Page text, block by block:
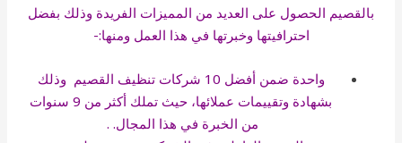
بالقصيم الحصول على العديد من المميزات الفريدة وذلك بفضل
احترافيتها وخبرتها في هذا العمل ومنها:-
واحدة ضمن أفضل 10 شركات تنظيف القصيم وذلك
بشهادة وتقييمات عملائها، حيث تملك أكثر من 9 سنوات
من الخبرة في هذا المجال. .